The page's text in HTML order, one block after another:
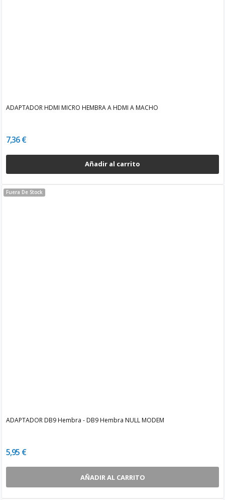
ADAPTADOR HDMI MICRO HEMBRA A HDMI A MACHO
7,36 €
Añadir al carrito
Fuera De Stock
ADAPTADOR DB9 Hembra - DB9 Hembra NULL MODEM
5,95 €
AÑADIR AL CARRITO